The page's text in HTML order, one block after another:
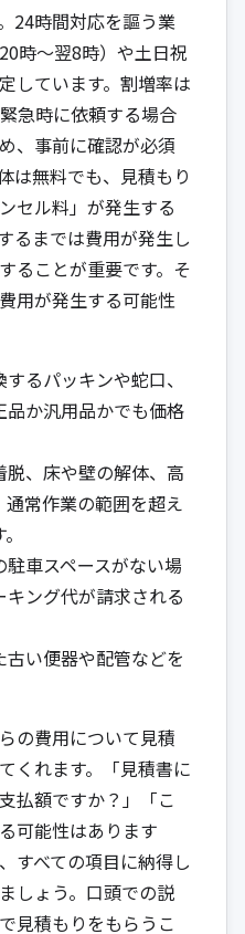
24時間対応を謳う業
時〜翌8時）や土日祝
しています。割増率は
急時に依頼する場合
、事前に確認が必須
は無料でも、見積もり
セル料」が発生する
るまでは費用が発生し
ることが重要です。そ
用が発生する可能性
するパッキンや蛇口、
か汎用品かでも価格
脱、床や壁の解体、高
常作業の範囲を超え
駐車スペースがない場
ング代が請求される
古い便器や配管などを
の費用について見積
くれます。「見積書に
払額ですか？」「こ
可能性はあります
すべての項目に納得し
しょう。口頭での説
見積もりをもらうこ